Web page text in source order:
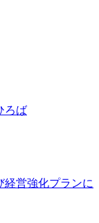
ろば
経営強化プランに